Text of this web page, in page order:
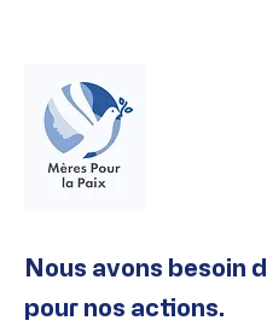
Nous avons besoin
pour nos actions.